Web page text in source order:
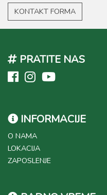
KONTAKT FORMA
PRATITE NAS
INFORMACIJE
O NAMA
LOKACIJA
ZAPOSLENJE